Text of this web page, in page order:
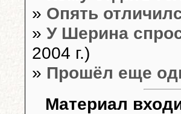
» Опять
» У Шерина
2004 г.)
» Прошёл еще
Материал